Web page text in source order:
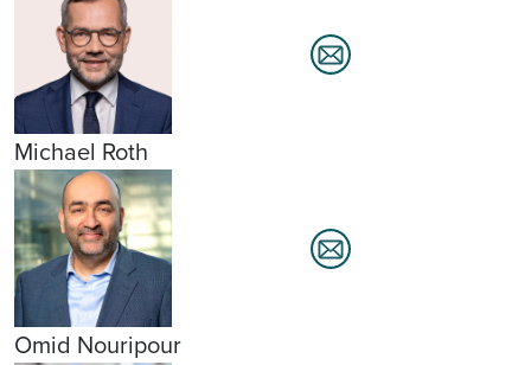
Michael Roth
Omid Nouripour